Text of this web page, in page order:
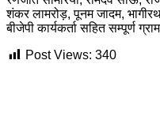
शंकर लामरोड़, पूनम जादम,
बीजेपी कार्यकर्ता सहित सम्पूर्ण
Post Views: 340